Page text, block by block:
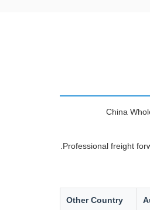
China
Professional freight
Other Country